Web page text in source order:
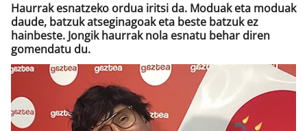
Musika
Ekitaldiak
Ikus-entzunezkoak
Haurrak esnatzeko ordua iritsi da. Moduak eta moduak
daude, batzuk atseginagoak eta beste batzuk ez
hainbeste. Jongik haurrak nola esnatu behar diren
gomendatu du.